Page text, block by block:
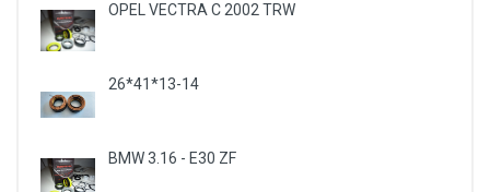
OPEL VECTRA C 2002 TRW
26*41*13-14
BMW 3.16 - E30 ZF